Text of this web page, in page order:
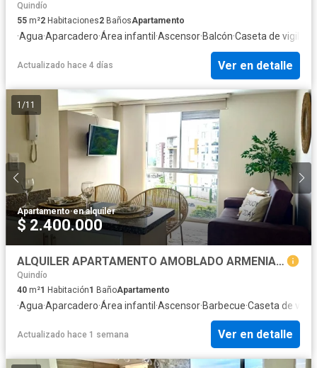
Quindío
55 m²2 Habitaciones2 BañosApartamento
·Agua·Aparcadero·Área infantil ·Ascensor·Balcón·Caseta de
Actualizado hace 4 días Ver en detalle
1 /11
Apartamento·en alquiler
$ 2.400.000
ALQUILER APARTAMENTO AMOBLADO ARMENIA EN TRANQUILO CONJUNTO CERRADO
Quindío
40 m²1 Habitación1 BañoApartamento
·Agua·Aparcadero·Área infantil ·Ascensor·Barbecue·Caseta de
Actualizado hace 1 semana Ver en detalle